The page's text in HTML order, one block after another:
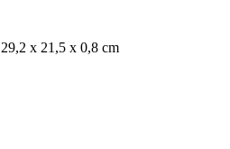
x 21,5 x 0,8 cm